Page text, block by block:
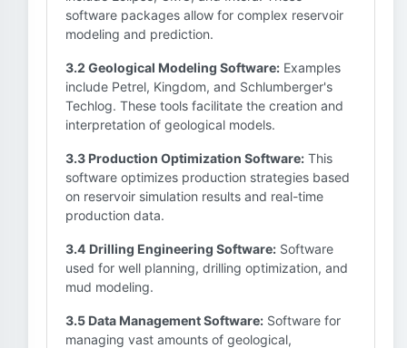
software packages allow for complex reservoir
modeling and prediction.
3.2 Geological Modeling Software: Examples
include Petrel, Kingdom, and Schlumberger's
Techlog. These tools facilitate the creation and
interpretation of geological models.
3.3 Production Optimization Software: This
software optimizes production strategies based
on reservoir simulation results and real-time
production data.
3.4 Drilling Engineering Software: Software
used for well planning, drilling optimization, and
mud modeling.
3.5 Data Management Software: Software for
managing vast amounts of geological,